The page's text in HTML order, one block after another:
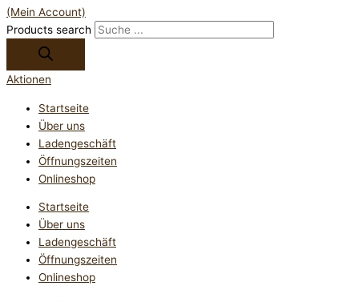
(Mein Account)
Products search
Aktionen
Startseite
Über uns
Ladengeschäft
Öffnungszeiten
Onlineshop
Startseite
Über uns
Ladengeschäft
Öffnungszeiten
Onlineshop